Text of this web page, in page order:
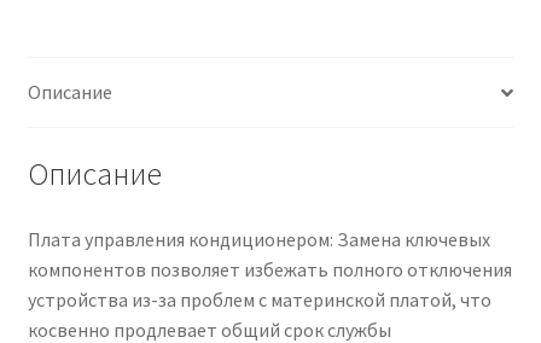
Haier,
кондиционера,
системы
кондиционирования
воздуха
Описание
Описание
Плата управления кондиционером: Замена ключевых
компонентов позволяет избежать полного отключения
устройства из-за проблем с материнской платой, что
косвенно продлевает общий срок службы